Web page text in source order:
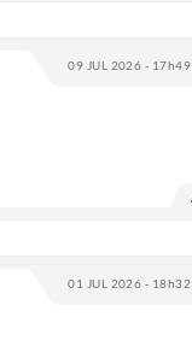
09 JUL 2026 - 17h49
01 JUL 2026 - 18h32